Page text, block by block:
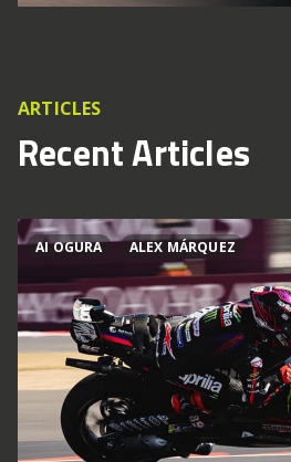
ARTICLES
Recent Articles
AI OGURA ALEX MÁRQUEZ